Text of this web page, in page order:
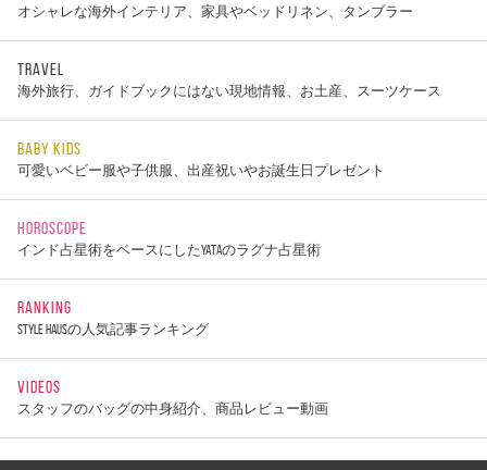
オシャレな海外インテリア、家具やベッドリネン、タンブラー
TRAVEL
海外旅行、ガイドブックにはない現地情報、お土産、スーツケース
BABY KIDS
可愛いベビー服や子供服、出産祝いやお誕生日プレゼント
HOROSCOPE
インド占星術をベースにしたYATAのラグナ占星術
RANKING
STYLE HAUSの人気記事ランキング
VIDEOS
スタッフのバッグの中身紹介、商品レビュー動画